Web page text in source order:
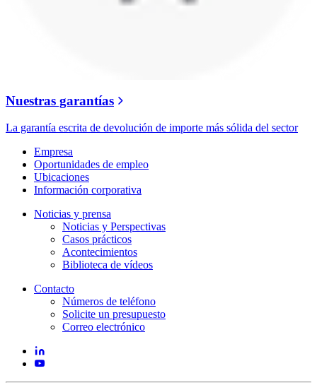
Nuestras garantías
La garantía escrita de devolución de importe más sólida del sector
Empresa
Oportunidades de empleo
Ubicaciones
Información corporativa
Noticias y prensa
Noticias y Perspectivas
Casos prácticos
Acontecimientos
Biblioteca de vídeos
Contacto
Números de teléfono
Solicite un presupuesto
Correo electrónico